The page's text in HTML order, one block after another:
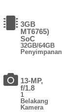
3GB
MT6765)
SoC
32GB/64GB
Penyimpanan
13-MP,
f/1.8
1
Belakang
Kamera